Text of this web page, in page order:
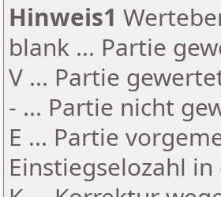
Hinweis1
blank ... Partie
V ... Partie
- ... Partie nicht
E ... Partie
Einstiegselozahl